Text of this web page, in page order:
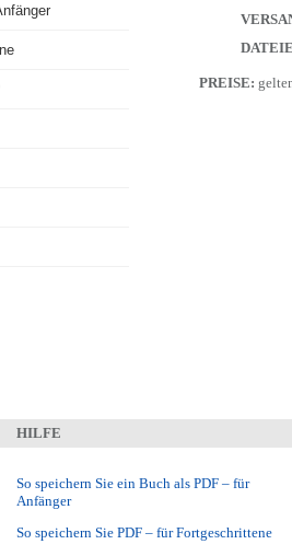
PREISE:
HILFE
So speichern Sie ein Buch als PDF – für
Anfänger
So speichern Sie PDF – für Fortgeschrittene